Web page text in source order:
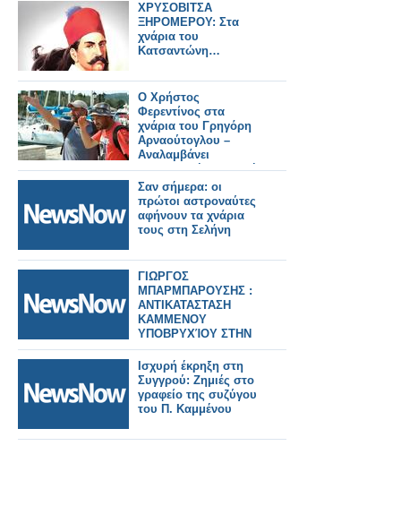
XΡΥΣΟΒΙΤΣΑ
ΞΗΡΟΜΕΡΟΥ: Στα
χνάρια του
Κατσαντώνη…
Ο Χρήστος
Φερεντίνος στα
χνάρια του Γρηγόρη
Αρναούτογλου –
Αναλαμβάνει
ταξιδιωτική εκπομπή
και το “The Wall”
στον ΣΚΑΪ
Σαν σήμερα: οι
πρώτοι αστροναύτες
αφήνουν τα χνάρια
τους στη Σελήνη
ΓΙΩΡΓΟΣ
ΜΠΑΡΜΠΑΡΟΥΣΗΣ :
ΑΝΤΙΚΑΤΑΣΤΑΣΗ
ΚΑΜΜΕΝΟΥ
ΥΠΟΒΡΥΧΊΟΥ ΣΤΗΝ
ΓΕΩΤΡΗΣΗ
ΜΑΧΑΙΡΑΣ
Ισχυρή έκρηξη στη
Συγγρού: Ζημιές στο
γραφείο της συζύγου
του Π. Καμμένου